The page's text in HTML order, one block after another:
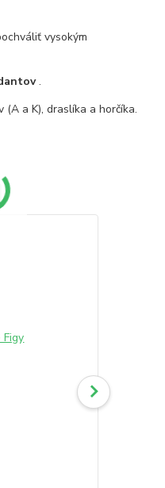
vysokým
.
a K), draslíka a horčíka.